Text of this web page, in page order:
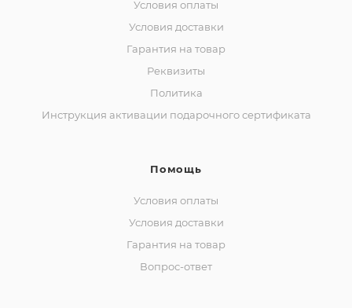
Условия оплаты
Условия доставки
Гарантия на товар
Реквизиты
Политика
Инструкция активации подарочного сертификата
Помощь
Условия оплаты
Условия доставки
Гарантия на товар
Вопрос-ответ